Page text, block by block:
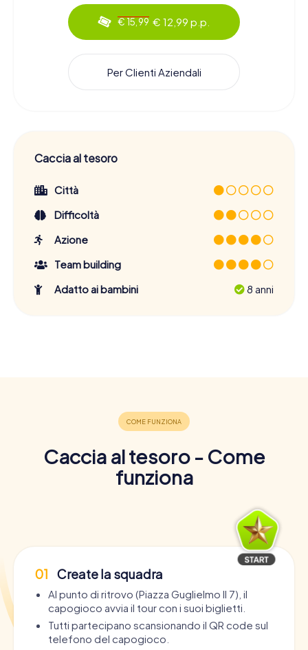
€ 15,99 € 12,99 p.p.
Per Clienti Aziendali
Caccia al tesoro
Città
Difficoltà
Azione
Team building
Adatto ai bambini
8 anni
Caccia al tesoro - Come
funziona
01 Create la squadra
Al punto di ritrovo (Piazza Guglielmo II 7), il
capogioco avvia il tour con i suoi biglietti.
Tutti partecipano scansionando il QR code sul
telefono del capogioco.